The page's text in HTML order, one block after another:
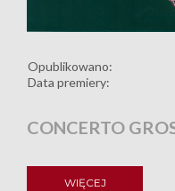
Opublikowano:
Data premiery:
CONCERTO
WIĘCEJ